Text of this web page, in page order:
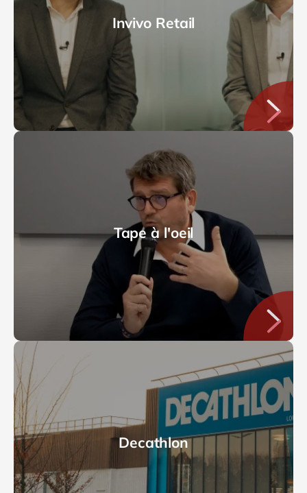
Invivo Retail
Tape à l'oeil
Decathlon